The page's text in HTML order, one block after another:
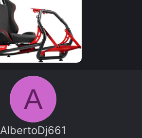
A
AlbertoDj661